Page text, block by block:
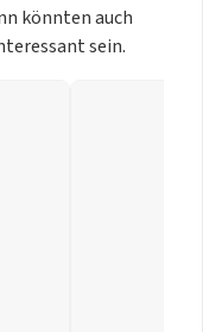
könnten auch
sein.